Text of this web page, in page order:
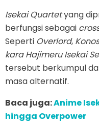
Isekai Quartetyang
berfungsi sebagai
Seperti Overlord,
kara Hajimeru Isekai
tersebut berkumpul
masa alternatif.
Baca juga:Anime
hingga Overpower